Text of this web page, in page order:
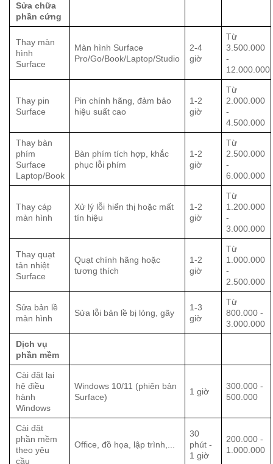
Sửa chữa
phần cứng
Thay màn
hình
Surface
Màn hình Surface
Pro/Go/Book/Laptop/Studio
2-4
giờ
Từ
3.500.000
-
12.000.000
Thay pin
Surface
Pin chính hãng, đảm bảo
hiệu suất cao
1-2
giờ
Từ
2.000.000
-
4.500.000
Thay bàn
phím
Surface
Laptop/Book
Bàn phím tích hợp, khắc
phục lỗi phím
1-2
giờ
Từ
2.500.000
-
6.000.000
Thay cáp
màn hình
Xử lý lỗi hiển thị hoặc mất
tín hiệu
1-2
giờ
Từ
1.200.000
-
3.000.000
Thay quạt
tản nhiệt
Surface
Quạt chính hãng hoặc
tương thích
1-2
giờ
Từ
1.000.000
-
2.500.000
Sửa bản lề
màn hình
Sửa lỗi bản lề bị lỏng, gãy
1-3
giờ
Từ
800.000 -
3.000.000
Dịch vụ
phần mềm
Cài đặt lại
hệ điều
hành
Windows
Windows 10/11 (phiên bản
Surface)
1 giờ
300.000 -
500.000
Cài đặt
phần mềm
theo yêu
cầu
Office, đồ họa, lập trình,...
30
phút -
1 giờ
200.000 -
1.000.000